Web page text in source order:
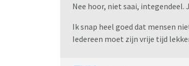
Nee hoor, niet saai,
Ik snap heel goed dat mensen
Iedereen moet zijn vrije tijd